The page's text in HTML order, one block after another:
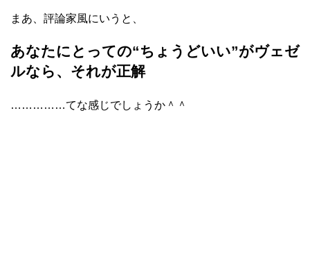
まあ、評論家風にいうと、
あなたにとっての“ちょうどいい”がヴェゼ
ルなら、それが正解
……………てな感じでしょうか＾＾